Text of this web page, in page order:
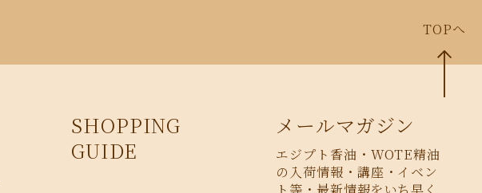
SHOPPING
GUIDE
メールマガジン
エジプト香油・WOTE精油
の入荷情報・講座・イベン
TOPへ